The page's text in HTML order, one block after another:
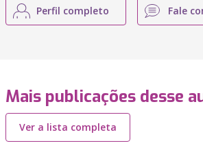
Perfil completo Fale
Mais publicações desse
Ver a lista completa